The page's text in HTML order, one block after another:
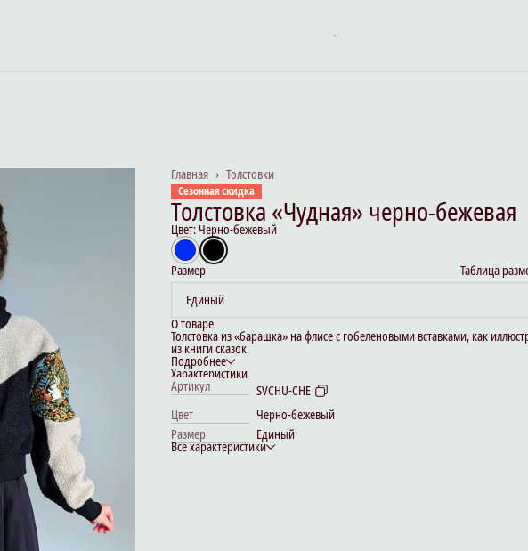
Толстовки
Главная ›
Сезонная скидка
Толстовка «Чудная» черно-бежевая
Цвет: Черно-бежевый
Размер
Таблица
Единый
О товаре
Толстовка из «барашка» на флисе с гобеленовыми вставками, как
из книги сказок
Подробнее
Характеристики
Артикул
SVCHU-CHE
Цвет
Черно-бежевый
Размер
Единый
Все характеристики